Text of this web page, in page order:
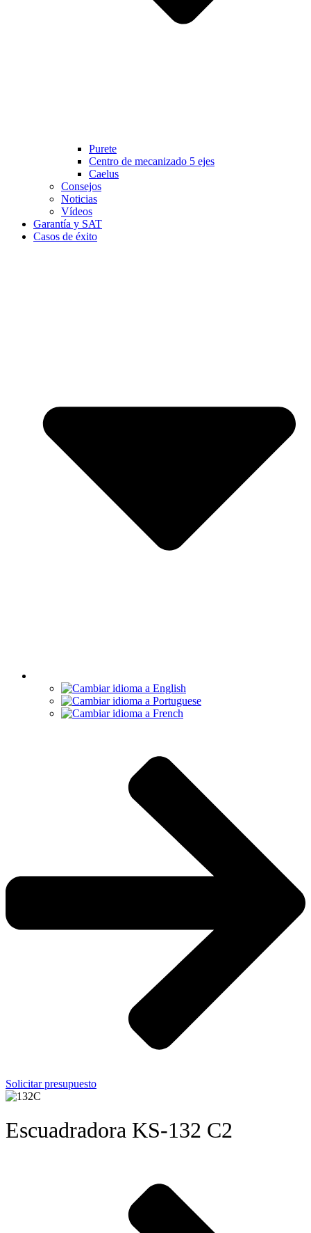
Purete
Centro de mecanizado 5 ejes
Caelus
Consejos
Noticias
Vídeos
Garantía y SAT
Casos de éxito
Solicitar presupuesto
Escuadradora KS-132 C2